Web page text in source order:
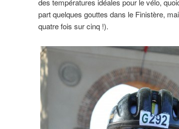
des températures idéales pour le vélo,
part quelques gouttes dans le Finistère,
quatre fois sur cinq !).